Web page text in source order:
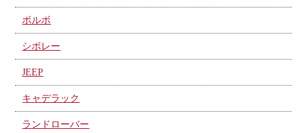
ボルボ
シボレー
JEEP
キャデラック
ランドローバー